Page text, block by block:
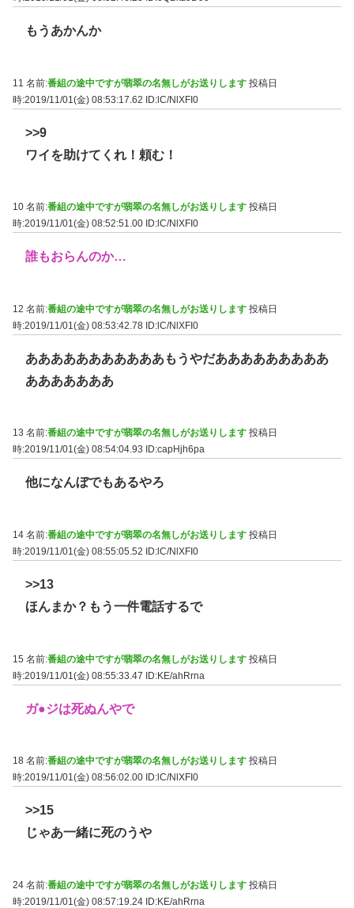
もうあかんか
11 名前:番組の途中ですが翡翠の名無しがお送りします 投稿日
時:2019/11/01(金) 08:53:17.62 ID:lC/NlXFI0
>>9
ワイを助けてくれ！頼む！
10 名前:番組の途中ですが翡翠の名無しがお送りします 投稿日
時:2019/11/01(金) 08:52:51.00 ID:lC/NlXFI0
誰もおらんのか…
12 名前:番組の途中ですが翡翠の名無しがお送りします 投稿日
時:2019/11/01(金) 08:53:42.78 ID:lC/NlXFI0
あああああああああああもうやだあああああああああ
あああああああ
13 名前:番組の途中ですが翡翠の名無しがお送りします 投稿日
時:2019/11/01(金) 08:54:04.93
ID:capHjh6pa
他になんぼでもあるやろ
14 名前:番組の途中ですが翡翠の名無しがお送りします 投稿日
時:2019/11/01(金) 08:55:05.52
ID:lC/NlXFI0
>>13
ほんまか？もう一件電話するで
15 名前:番組の途中ですが翡翠の名無しがお送りします 投稿日
時:2019/11/01(金) 08:55:33.47 ID:KE/ahRrna
ガ●ジは死ぬんやで
18 名前:番組の途中ですが翡翠の名無しがお送りします 投稿日
時:2019/11/01(金) 08:56:02.00 ID:lC/NlXFI0
>>15
じゃあ一緒に死のうや
24 名前:番組の途中ですが翡翠の名無しがお送りします 投稿日
時:2019/11/01(金) 08:57:19.24 ID:KE/ahRrna